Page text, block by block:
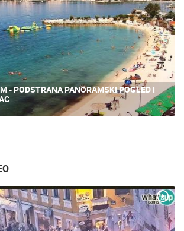
- PODSTRANA PANORAMSKI POGLED I